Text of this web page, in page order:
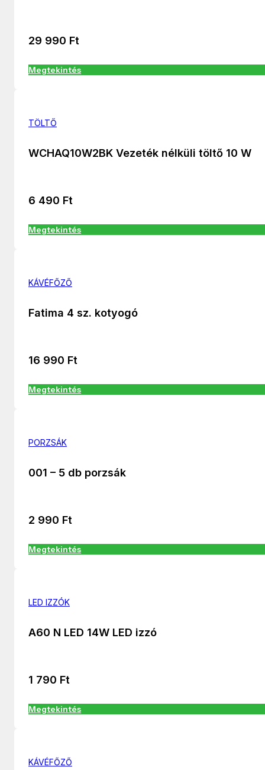
29 990 Ft
Megtekintés
TÖLTŐ
WCHAQ10W2BK Vezeték nélküli töltő 10 W
6 490 Ft
Megtekintés
KÁVÉFŐZŐ
Fatima 4 sz. kotyogó
16 990 Ft
Megtekintés
PORZSÁK
001 – 5 db porzsák
2 990 Ft
Megtekintés
LED IZZÓK
A60 N LED 14W LED izzó
1 790 Ft
Megtekintés
KÁVÉFŐZŐ